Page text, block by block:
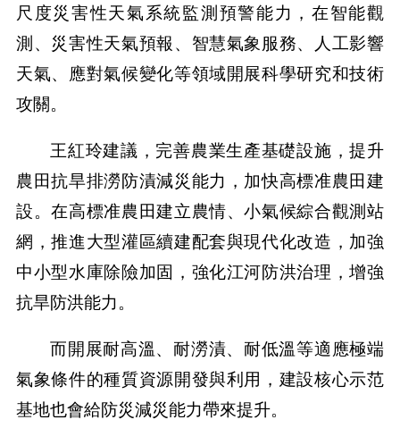
尺度災害性天氣系統監測預警能力，在智能觀
測、災害性天氣預報、智慧氣象服務、人工影響
天氣、應對氣候變化等領域開展科學研究和技術
攻關。
王紅玲建議，完善農業生產基礎設施，提升
農田抗旱排澇防漬減災能力，加快高標准農田建
設。在高標准農田建立農情、小氣候綜合觀測站
網，推進大型灌區續建配套與現代化改造，加強
中小型水庫除險加固，強化江河防洪治理，增強
抗旱防洪能力。
而開展耐高溫、耐澇漬、耐低溫等適應極端
氣象條件的種質資源開發與利用，建設核心示范
基地也會給防災減災能力帶來提升。